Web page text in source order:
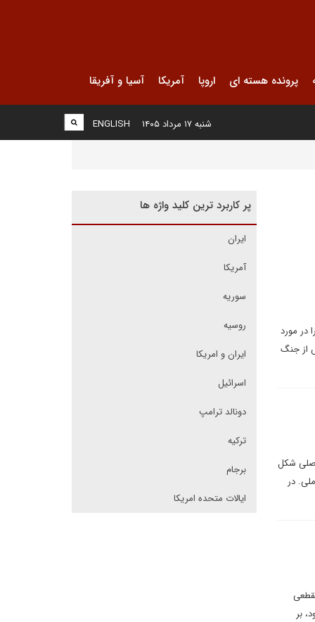
پرونده هسته ای اروپا آمریکا آسیا و آفریقا
ENGLISH شنبه ۱۷ مرداد ۱۴۰۵
در مورد
از جنگ
اصلی شکل
در
بر
پر کاربرد ترین کلید واژه ها
ایران
آمریکا
سوریه
روسیه
ایران و امریکا
اسرائیل
دونالد ترامپ
ترکیه
برجام
ایالات متحده امریکا